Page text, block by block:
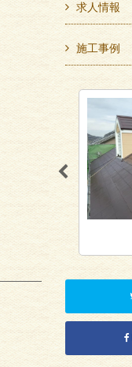
求人情報
施工事例